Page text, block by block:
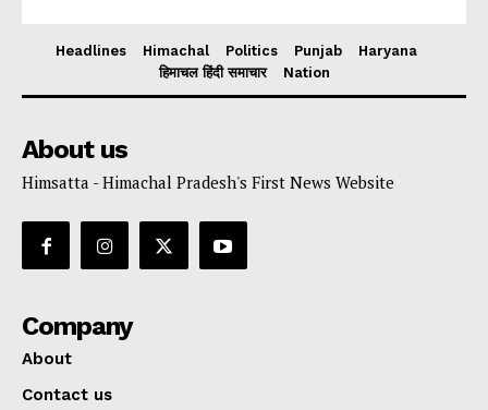
Headlines Himachal Politics Punjab
Haryana
हिमाचल हिंदी समाचार
Nation
About us
Himsatta - Himachal Pradesh's First News Website
Company
About
Contact us